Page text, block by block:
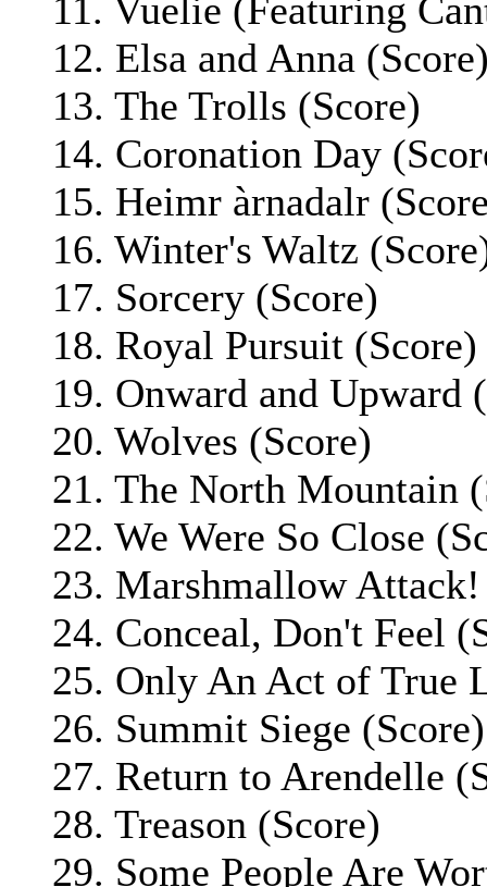
11. Vuelie (Featuring
12. Elsa and Anna
13. The Trolls (Score)
14. Coronation Day
15. Heimr àrnadalr
16. Winter's Waltz
17. Sorcery (Score)
18. Royal Pursuit (Score)
19. Onward and Upward
20. Wolves (Score)
21. The North Mountain
22. We Were So Close
23. Marshmallow
24. Conceal, Don't Feel
25. Only An Act of True
26. Summit Siege (Score)
27. Return to Arendelle
28. Treason (Score)
29. Some People Are